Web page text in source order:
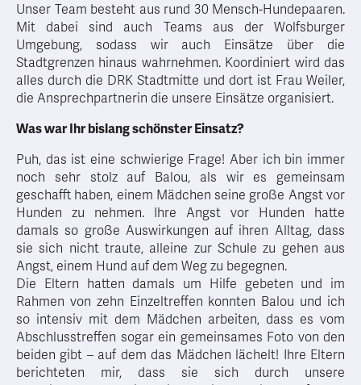
Unser Team besteht aus rund 30 Mensch-Hundepaaren.
Mit dabei sind auch Teams aus der Wolfsburger
Umgebung, sodass wir auch Einsätze über die
Stadtgrenzen hinaus wahrnehmen. Koordiniert wird das
alles durch die DRK Stadtmitte und dort ist Frau Weiler,
die Ansprechpartnerin die unsere Einsätze organisiert.
Was war Ihr bislang schönster Einsatz?
Puh, das ist eine schwierige Frage! Aber ich bin immer
noch sehr stolz auf Balou, als wir es gemeinsam
geschafft haben, einem Mädchen seine große Angst vor
Hunden zu nehmen. Ihre Angst vor Hunden hatte
damals so große Auswirkungen auf ihren Alltag, dass
sie sich nicht traute, alleine zur Schule zu gehen aus
Angst, einem Hund auf dem Weg zu begegnen.
Die Eltern hatten damals um Hilfe gebeten und im
Rahmen von zehn Einzeltreffen konnten Balou und ich
so intensiv mit dem Mädchen arbeiten, dass es vom
Abschlusstreffen sogar ein gemeinsames Foto von den
beiden gibt – auf dem das Mädchen lächelt! Ihre Eltern
berichteten mir, dass sie sich durch unsere